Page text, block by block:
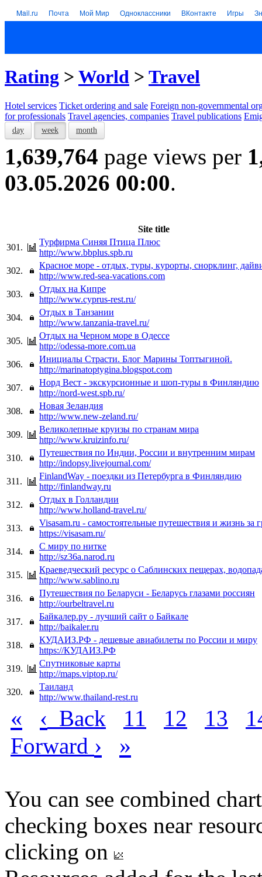
Mail.ru Почта Мой Мир Одноклассники ВКонтакте Игры
Rating > World > Travel
Hotel services Тicket ordering and sale Foreign non-governmental
for professionals Travel agencies, companies Travel publications
day week month
1,639,764 page views per
03.05.2026 00:00.
Site title
301.
Турфирма Синяя Птица Плюс
http://www.bbplus.spb.ru
302.
Красное море - отдых, туры, курорты, снорклинг,
http://www.red-sea-vacations.com
303.
Отдых на Кипре
http://www.cyprus-rest.ru/
304.
Отдых в Танзании
http://www.tanzania-travel.ru/
305.
Отдых на Черном море в Одессе
http://odessa-more.com.ua
306.
Инициалы Страсти. Блог Марины Топтыгиной.
http://marinatoptygina.blogspot.com
307.
Норд Вест - экскурсионные и шоп-туры в Финляндию
http://nord-west.spb.ru/
308.
Новая Зеландия
http://www.new-zeland.ru/
309.
Великолепные круизы по странам мира
http://www.kruizinfo.ru/
310.
Путешествия по Индии, России и внутренним мирам
http://indopsy.livejournal.com/
311.
FinlandWay - поездки из Петербурга в Финляндию
http://finlandway.ru
312.
Отдых в Голландии
http://www.holland-travel.ru/
313.
Visasam.ru - cамостоятельные путешествия и жизнь за
https://visasam.ru/
314.
С миру по нитке
http://sz36a.narod.ru
315.
Краеведческий ресурс о Саблинских пещерах,
http://www.sablino.ru
316.
Путешествия по Беларуси - Беларусь глазами россиян
http://ourbeltravel.ru
317.
Байкалер.ру - лучший сайт о Байкале
http://baikaler.ru
318.
КУДАИЗ.РФ - дешевые авиабилеты по России и миру
https://КУДАИЗ.РФ
319.
Спутниковые карты
http://maps.viptop.ru/
320.
Таиланд
http://www.thailand-rest.ru
« ‹ Back 11 12 13
Forward › »
You can see combined
checking boxes near
clicking on